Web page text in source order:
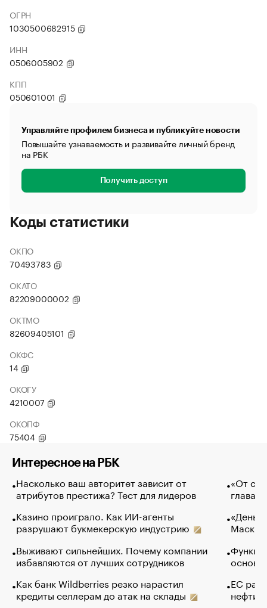
ОГРН
1030500682915
ИНН
0506005902
КПП
050601001
Управляйте профилем бизнеса и публикуйте новости
Повышайте узнаваемость и развивайте личный бренд
на РБК
Получить доступ
Коды статистики
ОКПО
70493783
ОКАТО
82209000002
ОКТМО
82609405101
ОКФС
14
ОКОГУ
4210007
ОКОПФ
75404
Интересное на РБК
Насколько ваш авторитет зависит от
атрибутов престижа? Тест для лидеров
Казино проиграло. Как ИИ-агенты
разрушают букмекерскую индустрию
Выживают сильнейших. Почему компании
избавляются от лучших сотрудников
Как банк Wildberries резко нарастил
кредиты селлерам до атак на склады
«От
глава
Маск в
основ
ЕС
нефти